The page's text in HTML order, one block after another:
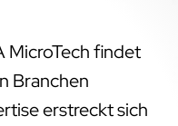
MicroTech findet
Branchen
erstreckt sich